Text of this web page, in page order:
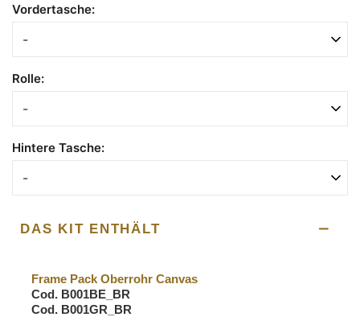
Vordertasche:
Rolle:
Hintere Tasche:
DAS KIT ENTHÄLT
Frame Pack Oberrohr Canvas
Cod. B001BE_BR
Cod. B001GR_BR